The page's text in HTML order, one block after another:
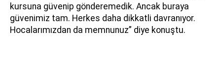
kursuna güvenip gönderemedik. Ancak buraya
güvenimiz tam. Herkes daha dikkatli davranıyor.
Hocalarımızdan da memnunuz” diye konuştu.